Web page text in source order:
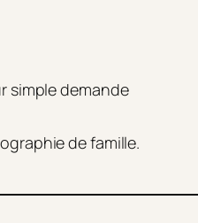
simple demande
de famille.